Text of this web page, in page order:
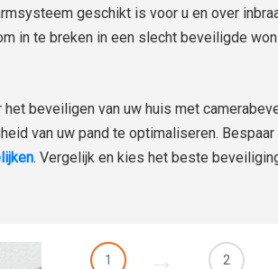
geschikt is voor u en over
in te breken in een slecht beveiligde
beveiligen van uw huis met
van uw pand te optimaliseren.
. Vergelijk en kies het beste
1 2